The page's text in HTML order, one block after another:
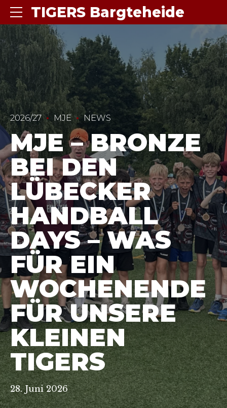
TIGERS Bargteheide
2026/27 MJE NEWS
MJE – BRONZE
BEI DEN
LÜBECKER
HANDBALL
DAYS – WAS
FÜR EIN
WOCHENENDE
FÜR UNSERE
KLEINEN
TIGERS
28. Juni 2026